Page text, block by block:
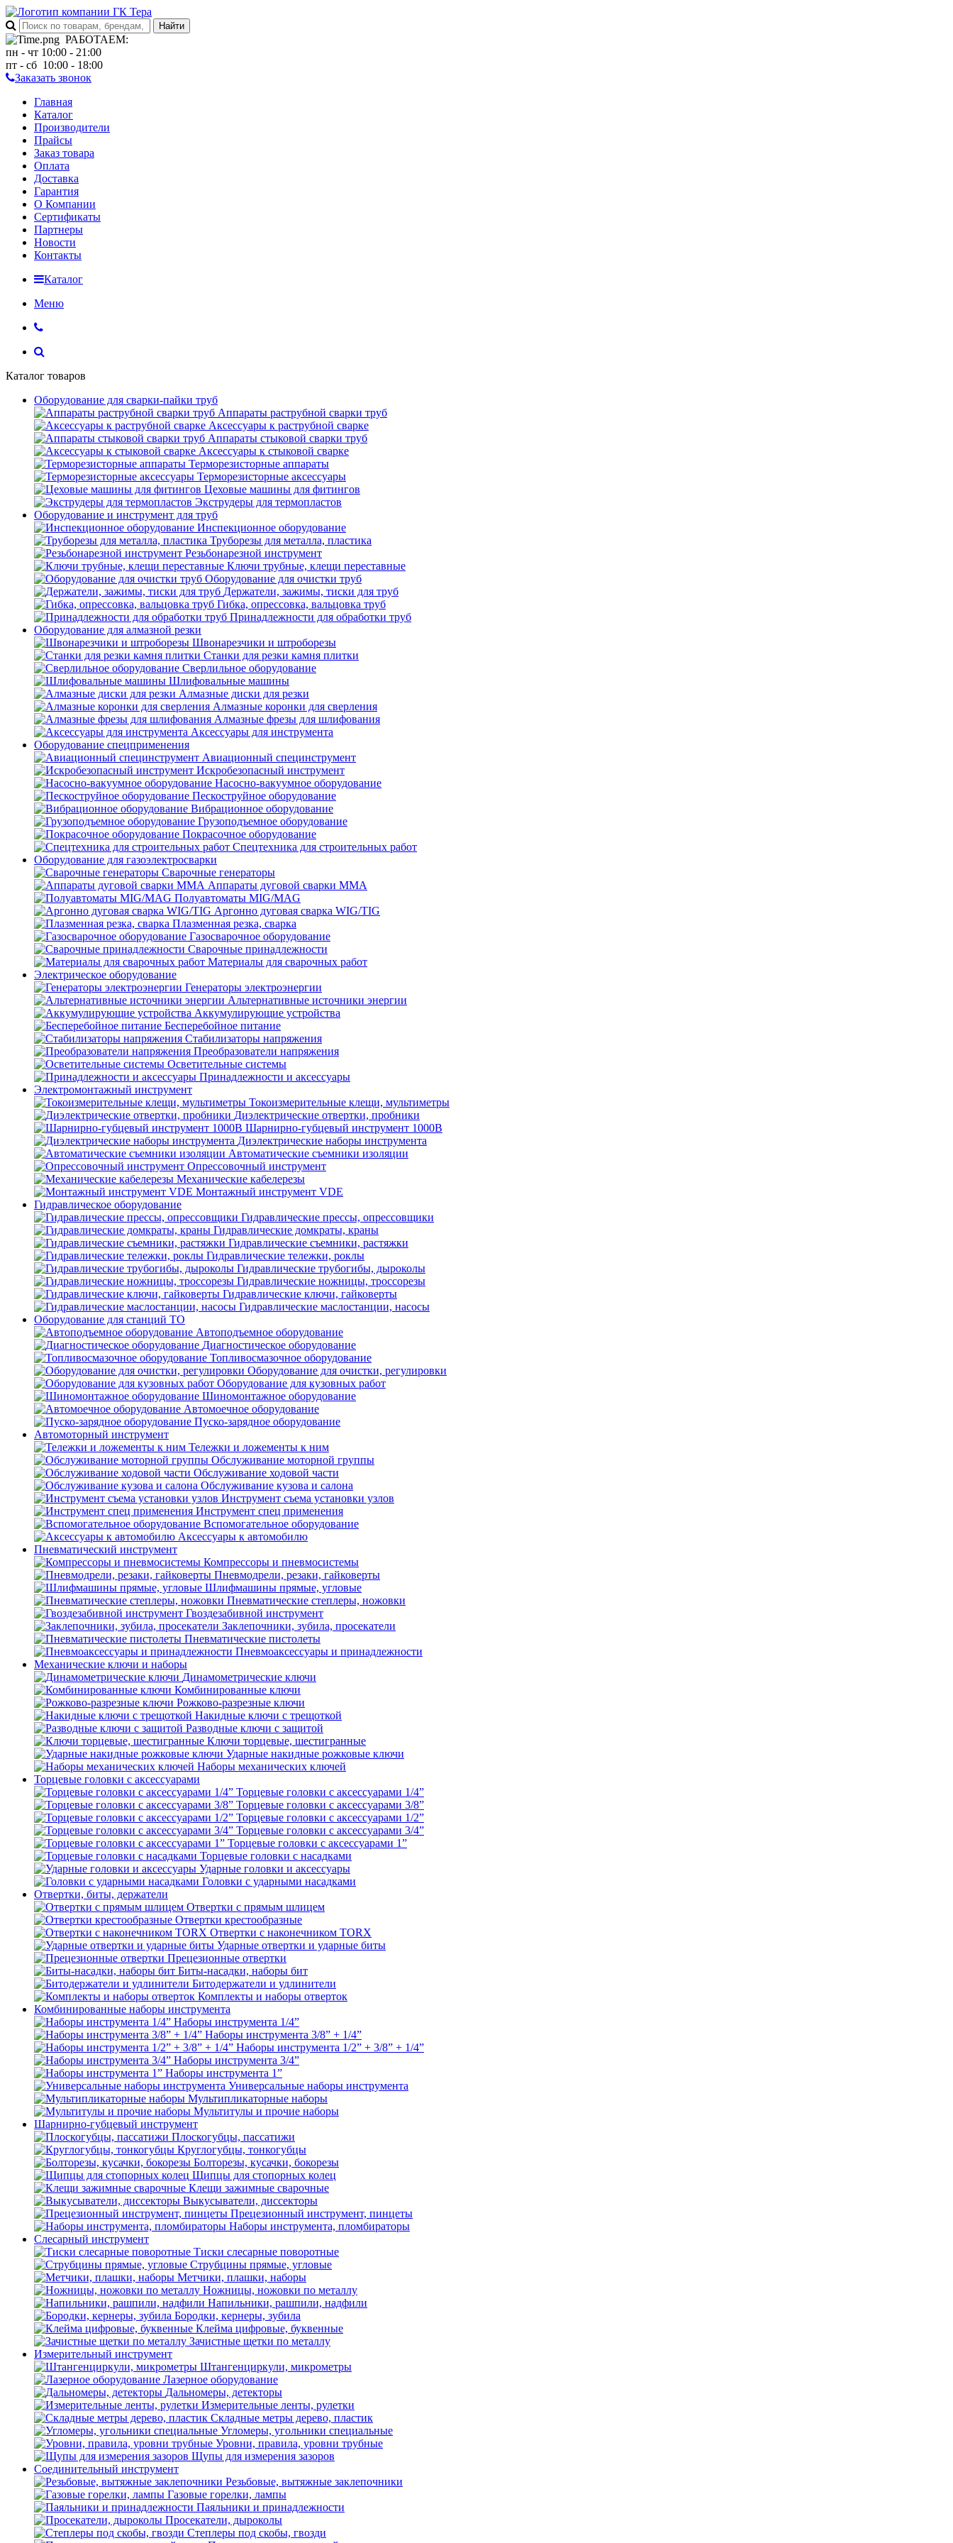
РАБОТАЕМ:
пн - чт 10:00 - 21:00
пт - сб 10:00 - 18:00
Заказать звонок
Главная
Каталог
Производители
Прайсы
Заказ товара
Оплата
Доставка
Гарантия
О Компании
Сертификаты
Партнеры
Новости
Контакты
Каталог
Меню
Каталог товаров
Оборудование для сварки-пайки труб
Аппараты раструбной сварки труб
Аксессуары к раструбной сварке
Аппараты стыковой сварки труб
Аксессуары к стыковой сварке
Терморезисторные аппараты
Терморезисторные аксессуары
Цеховые машины для фитингов
Экструдеры для термопластов
Оборудование и инструмент для труб
Инспекционное оборудование
Труборезы для металла, пластика
Резьбонарезной инструмент
Ключи трубные, клещи переставные
Оборудование для очистки труб
Держатели, зажимы, тиски для труб
Гибка, опрессовка, вальцовка труб
Принадлежности для обработки труб
Оборудование для алмазной резки
Швонарезчики и штроборезы
Станки для резки камня плитки
Сверлильное оборудование
Шлифовальные машины
Алмазные диски для резки
Алмазные коронки для сверления
Алмазные фрезы для шлифования
Аксессуары для инструмента
Оборудование спецприменения
Авиационный специнструмент
Искробезопасный инструмент
Насосно-вакуумное оборудование
Пескоструйное оборудование
Вибрационное оборудование
Грузоподъемное оборудование
Покрасочное оборудование
Спецтехника для строительных работ
Оборудование для газоэлектросварки
Сварочные генераторы
Аппараты дуговой сварки MMA
Полуавтоматы MIG/MAG
Аргонно дуговая сварка WIG/TIG
Плазменная резка, сварка
Газосварочное оборудование
Сварочные принадлежности
Материалы для сварочных работ
Электрическое оборудование
Генераторы электроэнергии
Альтернативные источники энергии
Аккумулирующие устройства
Бесперебойное питание
Стабилизаторы напряжения
Преобразователи напряжения
Осветительные системы
Принадлежности и аксессуары
Электромонтажный инструмент
Токоизмерительные клещи, мультиметры
Диэлектрические отвертки, пробники
Шарнирно-губцевый инструмент 1000В
Диэлектрические наборы инструмента
Автоматические съемники изоляции
Опрессовочный инструмент
Механические кабелерезы
Монтажный инструмент VDE
Гидравлическое оборудование
Гидравлические прессы, опрессовщики
Гидравлические домкраты, краны
Гидравлические съемники, растяжки
Гидравлические тележки, роклы
Гидравлические трубогибы, дыроколы
Гидравлические ножницы, троссорезы
Гидравлические ключи, гайковерты
Гидравлические маслостанции, насосы
Оборудование для станций ТО
Автоподъемное оборудование
Диагностическое оборудование
Топливосмазочное оборудование
Оборудование для очистки, регулировки
Оборудование для кузовных работ
Шиномонтажное оборудование
Автомоечное оборудование
Пуско-зарядное оборудование
Автомоторный инструмент
Тележки и ложементы к ним
Обслуживание моторной группы
Обслуживание ходовой части
Обслуживание кузова и салона
Инструмент съема установки узлов
Инструмент спец применения
Вспомогательное оборудование
Аксессуары к автомобилю
Пневматический инструмент
Компрессоры и пневмосистемы
Пневмодрели, резаки, гайковерты
Шлифмашины прямые, угловые
Пневматические степлеры, ножовки
Гвоздезабивной инструмент
Заклепочники, зубила, просекатели
Пневматические пистолеты
Пневмоаксессуары и принадлежности
Механические ключи и наборы
Динамометрические ключи
Комбинированные ключи
Рожково-разрезные ключи
Накидные ключи с трещоткой
Разводные ключи с защитой
Ключи торцевые, шестигранные
Ударные накидные рожковые ключи
Наборы механических ключей
Торцевые головки с аксессуарами
Торцевые головки с аксессуарами 1/4”
Торцевые головки с аксессуарами 3/8”
Торцевые головки с аксессуарами 1/2”
Торцевые головки с аксессуарами 3/4”
Торцевые головки с аксессуарами 1”
Торцевые головки с насадками
Ударные головки и аксессуары
Головки с ударными насадками
Отвертки, биты, держатели
Отвертки с прямым шлицем
Отвертки крестообразные
Отвертки с наконечником TORX
Ударные отвертки и ударные биты
Прецезионные отвертки
Биты-насадки, наборы бит
Битодержатели и удлинители
Комплекты и наборы отверток
Комбинированные наборы инструмента
Наборы инструмента 1/4”
Наборы инструмента 3/8” + 1/4”
Наборы инструмента 1/2” + 3/8” + 1/4”
Наборы инструмента 3/4”
Наборы инструмента 1”
Универсальные наборы инструмента
Мультипликаторные наборы
Мультитулы и прочие наборы
Шарнирно-губцевый инструмент
Плоскогубцы, пассатижи
Круглогубцы, тонкогубцы
Болторезы, кусачки, бокорезы
Щипцы для стопорных колец
Клещи зажимные сварочные
Выкусыватели, диссекторы
Прецезионный инструмент, пинцеты
Наборы инструмента, пломбираторы
Слесарный инструмент
Тиски слесарные поворотные
Струбцины прямые, угловые
Метчики, плашки, наборы
Ножницы, ножовки по металлу
Напильники, рашпили, надфили
Бородки, кернеры, зубила
Клейма цифровые, буквенные
Зачистные щетки по металлу
Измерительный инструмент
Штангенциркули, микрометры
Лазерное оборудование
Дальномеры, детекторы
Измерительные ленты, рулетки
Складные метры дерево, пластик
Угломеры, угольники специальные
Уровни, правила, уровни трубные
Щупы для измерения зазоров
Соединительный инструмент
Резьбовые, вытяжные заклепочники
Газовые горелки, лампы
Паяльники и принадлежности
Просекатели, дыроколы
Степлеры под скобы, гвозди